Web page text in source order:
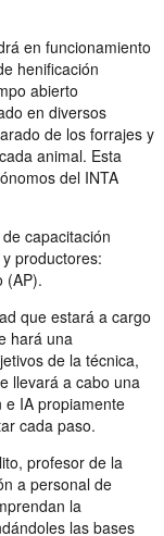
en funcionamiento
henificación
abierto
en diversos
de los forrajes y
animal. Esta
del INTA
capacitación
productores:
(AP).
que estará a cargo
hará una
de la técnica,
llevará a cabo una
e IA propiamente
cada paso.
profesor de la
a personal de
la
las bases